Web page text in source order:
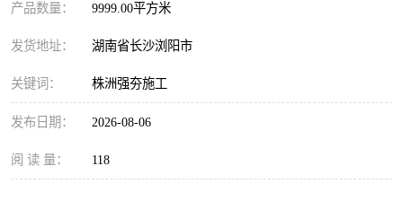
产品数量： 9999.00平方米
发货地址： 湖南省长沙浏阳市
关键词： 株洲强夯施工
发布日期： 2026-08-06
阅 读 量： 118